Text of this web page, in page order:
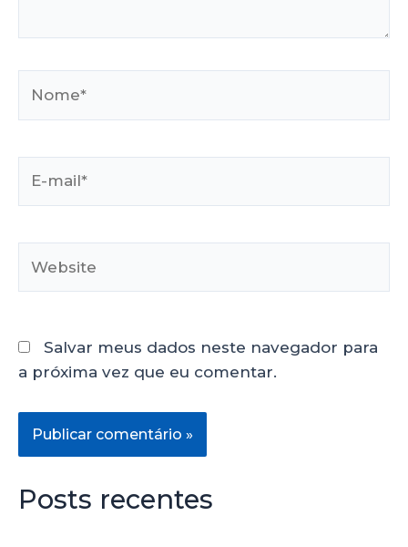
Salvar meus dados neste navegador para
a próxima vez que eu comentar.
Posts recentes